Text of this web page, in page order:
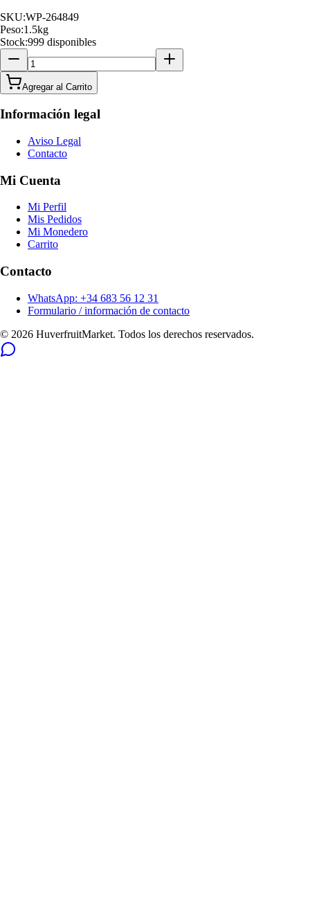
SKU:WP-264849
Peso:1.5kg
Stock:999 disponibles
Agregar al Carrito
Información legal
Aviso Legal
Contacto
Mi Cuenta
Mi Perfil
Mis Pedidos
Mi Monedero
Carrito
Contacto
WhatsApp: +34 683 56 12 31
Formulario / información de contacto
© 2026 HuverfruitMarket. Todos los derechos reservados.